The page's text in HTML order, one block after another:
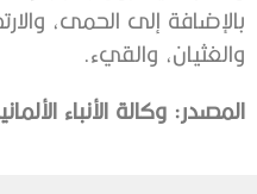
بالإضافة إلى الحمى،
والغثيان، والقيء.
المصدر: وكالة الأنباء